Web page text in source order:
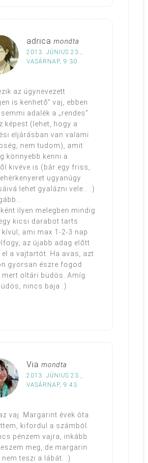
adrica mondta
2013. JÚNIUS 23.,
VASÁRNAP, 9:30
az úgynevezett
is kenhető” vaj, ebben
adalék a „rendes”
képest (lehet, hogy a
eljárásban van valami
nem tudom), amit
könnyebb kenni a
kivéve is (bár egy friss,
ugyanúgy
lehet gyalázni vele… :)
ilyen melegben mindig
kicsi darabot tarts
kívül, ami max 1-2-3 nap
az újabb adag előtt
a vajtartót. Ha avas, azt
gyorsan észre fogod
mert oltári büdös. Amíg
nincs baja :)
Via mondta
2013. JÚNIUS 23.,
VASÁRNAP, 9:43
vaj. Margarint évek óta
kifordul a számból.
pénzem vajra, inkább
meg, de margarin
nem teszi a lábát. :)